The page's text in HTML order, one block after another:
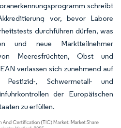
schreibt
vor, bevor Labore
durchführen dürfen, was
und neue Marktteilnehmer
Meeresfrüchten, Obst und
verlassen sich zunehmend auf
, Schwermetall- und
der Europäischen
zu erfüllen.